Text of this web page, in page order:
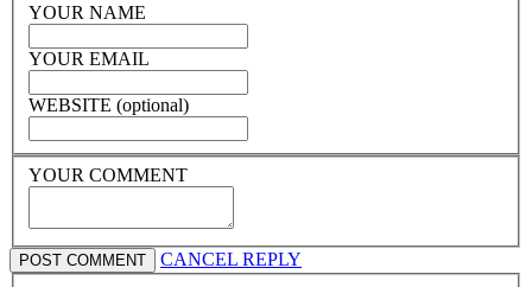
YOUR NAME
YOUR EMAIL
WEBSITE (optional)
YOUR COMMENT
CANCEL REPLY